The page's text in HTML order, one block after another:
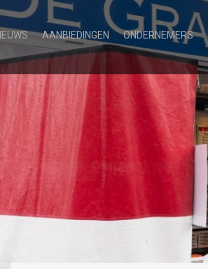
AANBIEDINGEN ONDERNEMERS